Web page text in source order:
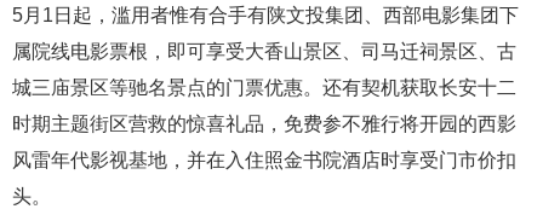
5月1日起，滥用者惟有合手有陕文投集团、西部电影集团下
属院线电影票根，即可享受大香山景区、司马迁祠景区、古
城三庙景区等驰名景点的门票优惠。还有契机获取长安十二
时期主题街区营救的惊喜礼品，免费参不雅行将开园的西影
风雷年代影视基地，并在入住照金书院酒店时享受门市价扣
头。